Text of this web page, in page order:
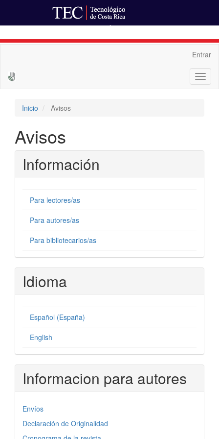
Barra
Entrar
Inicio Avisos
Avisos
Información
Para lectores/as
Para autores/as
Para bibliotecarios/as
Idioma
Español (España)
English
Informacion para autores
Envíos
Declaración de Originalidad